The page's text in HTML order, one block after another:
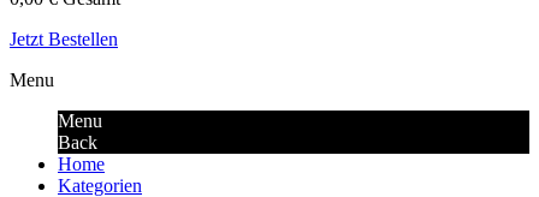
Jetzt Bestellen
Menu
Menu
Back
Home
Kategorien